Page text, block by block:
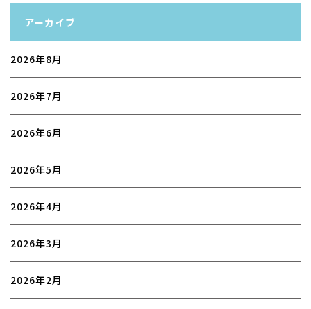
アーカイブ
2026年8月
2026年7月
2026年6月
2026年5月
2026年4月
2026年3月
2026年2月